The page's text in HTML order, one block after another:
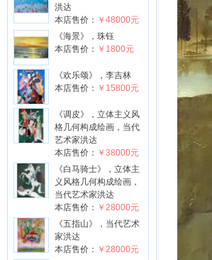
洪达
本店售价： ￥48000元
《海景》，珠钰
本店售价： ￥1800元
《欢乐颂》，李吉林
本店售价： ￥15800元
《调皮》，立体主义风
格几何构成绘画，当代
艺术家洪达
本店售价： ￥38000元
《白马骑士》，立体主
义风格几何构成绘画，
当代艺术家洪达
本店售价： ￥28000元
《五指山》，当代艺术
家洪达
本店售价： ￥28000元